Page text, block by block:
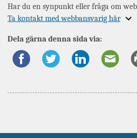
Har du en synpunkt eller fråga om
Expandera
om
Ta kontakt med webbansvarig här
Dela gärna denna sida via: